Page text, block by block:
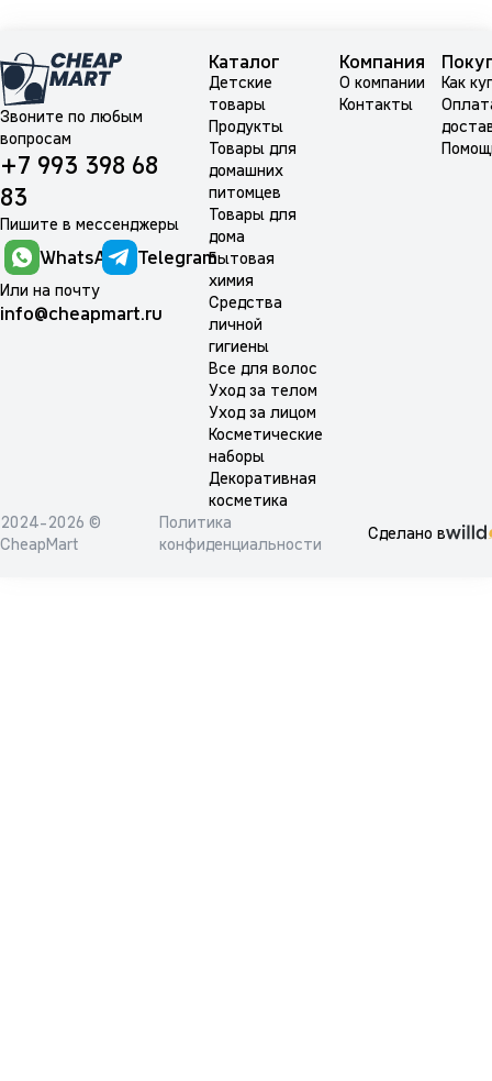
Звоните по любым
вопросам
+7 993 398 68
83
Пишите в мессенджеры
WhatsApp Telegram
Или на почту
info@cheapmart.ru
Каталог
Детские
товары
Продукты
Товары для
домашних
питомцев
Товары для
дома
Бытовая
химия
Средства
личной
гигиены
Все для волос
Уход за телом
Уход за лицом
Косметические
наборы
Декоративная
косметика
Компания
О компании
Контакты
Как
2024-2026 ©
CheapMart
Политика
конфиденциальности
Сделано в